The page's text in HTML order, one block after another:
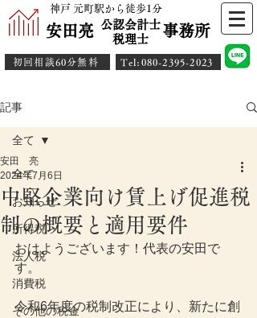
神戸 元町駅から徒歩1分
安田亮 事務所
公認会計士
​税理士
初回相談60分無料 ​Tel:080-2395-2023
記事
全て
お知らせ
所得税
法人税
消費税
その他の税金
全て
中堅企業向け賃上げ促進税
制の概要と適用要件
安田 亮
2024年7月6日
おはようございます！代表の安田で
す。
令和6年度の税制改正により、新たに創